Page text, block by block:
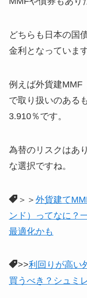
どちらも日本の国
金利となっています
例えば外貨建MMF
で取り扱いのある
3.910％です。
為替のリスクはあ
な選択ですね。
＞＞ 外貨建て
ンド）ってなに？
最適化かも
>>利回りが高い
買うべき？シュミ